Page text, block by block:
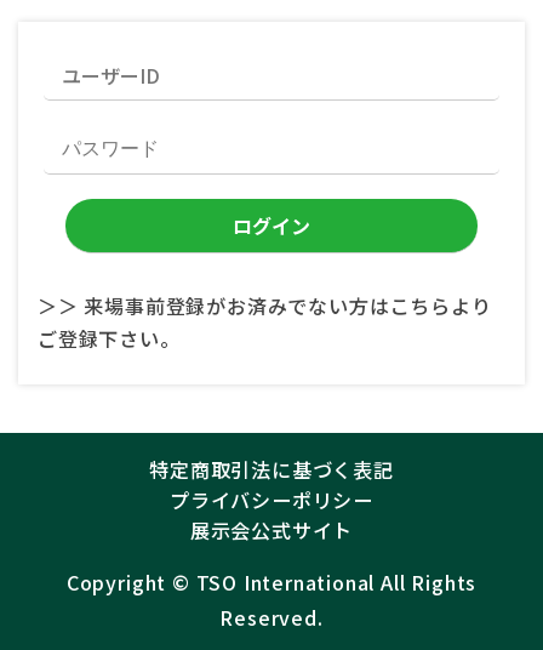
＞＞ 来場事前登録がお済みでない方はこちらより
ご登録下さい。
特定商取引法に基づく表記
プライバシーポリシー
展示会公式サイト
Copyright ©︎ TSO International All Rights
Reserved.